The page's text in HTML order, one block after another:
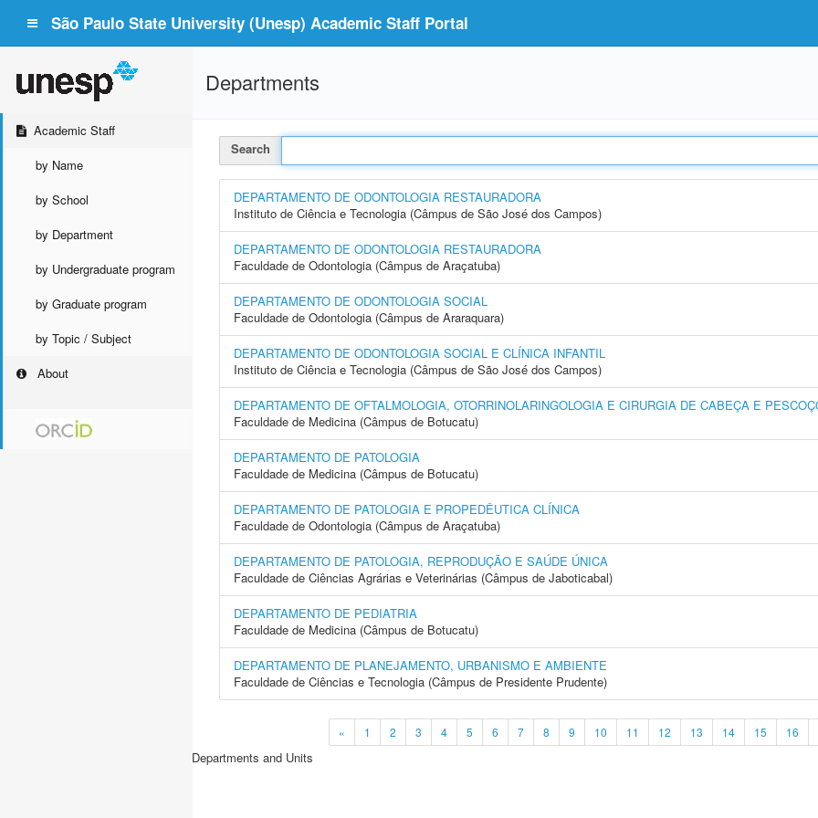
São Paulo State University (Unesp) Academic Staff Portal
Academic Staff
by Name
by School
by Department
by Undergraduate program
by Graduate program
by Topic / Subject
About
Departments
Search
DEPARTAMENTO DE ODONTOLOGIA RESTAURADORA
Instituto de Ciência e Tecnologia (Câmpus de São José dos Campos)
DEPARTAMENTO DE ODONTOLOGIA RESTAURADORA
Faculdade de Odontologia (Câmpus de Araçatuba)
DEPARTAMENTO DE ODONTOLOGIA SOCIAL
Faculdade de Odontologia (Câmpus de Araraquara)
DEPARTAMENTO DE ODONTOLOGIA SOCIAL E CLÍNICA INFANTIL
Instituto de Ciência e Tecnologia (Câmpus de São José dos Campos)
DEPARTAMENTO DE OFTALMOLOGIA, OTORRINOLARINGOLOGIA E CIRURGIA DE CABEÇA E
Faculdade de Medicina (Câmpus de Botucatu)
DEPARTAMENTO DE PATOLOGIA
Faculdade de Medicina (Câmpus de Botucatu)
DEPARTAMENTO DE PATOLOGIA E PROPEDÊUTICA CLÍNICA
Faculdade de Odontologia (Câmpus de Araçatuba)
DEPARTAMENTO DE PATOLOGIA, REPRODUÇÃO E SAÚDE ÚNICA
Faculdade de Ciências Agrárias e Veterinárias (Câmpus de Jaboticabal)
DEPARTAMENTO DE PEDIATRIA
Faculdade de Medicina (Câmpus de Botucatu)
DEPARTAMENTO DE PLANEJAMENTO, URBANISMO E AMBIENTE
Faculdade de Ciências e Tecnologia (Câmpus de Presidente Prudente)
« 1 2 3 4 5 6 7 8 9 10 11 12 13 14 15 16
Departments and Units